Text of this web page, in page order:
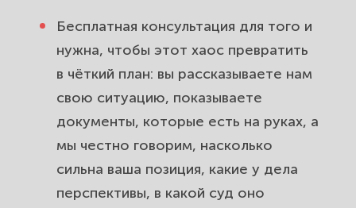
Бесплатная консультация для того и
нужна, чтобы этот хаос превратить
в чёткий план: вы рассказываете нам
свою ситуацию, показываете
документы, которые есть на руках, а
мы честно говорим, насколько
сильна ваша позиция, какие у дела
перспективы, в какой суд оно